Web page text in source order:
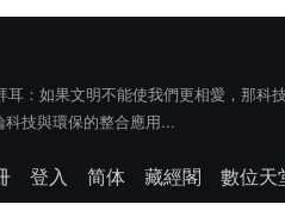
：如果文明不能使我們更相愛，那科
技與環保的整合應用...
登入 简体 藏經閣
數位天